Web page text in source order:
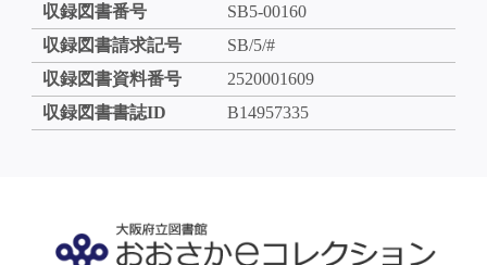
収録図書番号
SB5-00160
収録図書請求記号
SB/5/#
収録図書資料番号
2520001609
収録図書書誌ID
B14957335